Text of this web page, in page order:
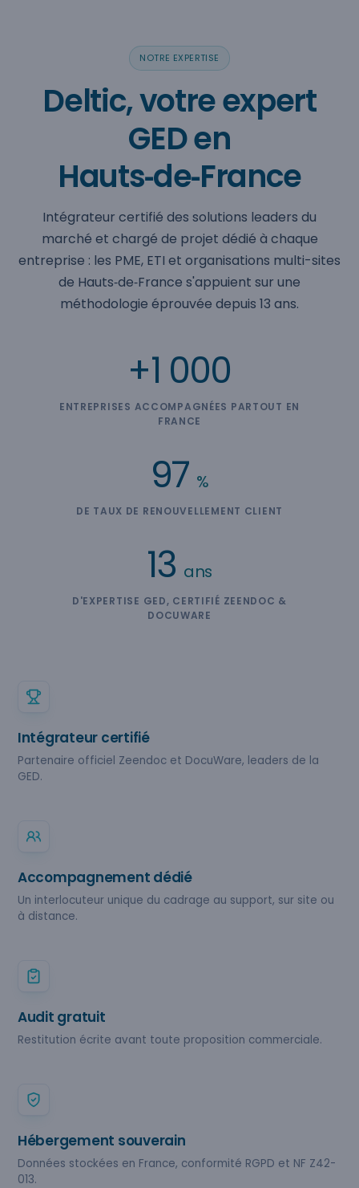
NOTRE EXPERTISE
Deltic, votre expert
GED en
Hauts‑de‑France
Intégrateur certifié des solutions leaders du
marché et chargé de projet dédié à chaque
entreprise : les PME, ETI et organisations multi-sites
de Hauts‑de‑France s'appuient sur une
méthodologie éprouvée depuis 13 ans.
+1 000
ENTREPRISES ACCOMPAGNÉES PARTOUT EN
FRANCE
97 %
DE TAUX DE RENOUVELLEMENT CLIENT
13 ans
D'EXPERTISE GED, CERTIFIÉ ZEENDOC &
DOCUWARE
Intégrateur certifié
Partenaire officiel Zeendoc et DocuWare, leaders de la
GED.
Accompagnement dédié
Un interlocuteur unique du cadrage au support, sur site ou
à distance.
Audit gratuit
Restitution écrite avant toute proposition commerciale.
Hébergement souverain
Données stockées en France, conformité RGPD et NF Z42-
013.